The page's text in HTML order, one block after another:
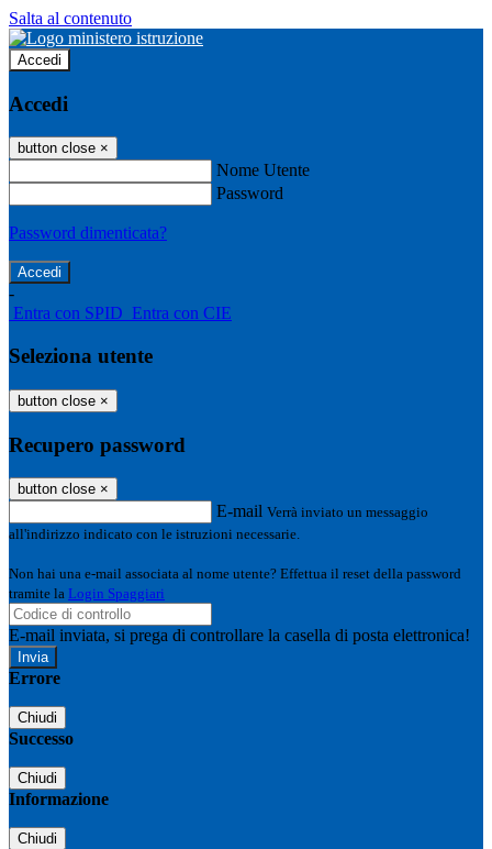
Salta al contenuto
Accedi
Accedi
button close ×
Nome Utente
Password
Password dimenticata?
-
Entra con SPID Entra con CIE
Seleziona utente
button close ×
Recupero password
button close ×
E-mail Verrà inviato un messaggio
all'indirizzo indicato con le istruzioni necessarie.
Non hai una e-mail associata al nome utente? Effettua il reset della password
tramite la Login Spaggiari
E-mail inviata, si prega di controllare la casella di posta elettronica!
Errore
Chiudi
Successo
Chiudi
Informazione
Chiudi